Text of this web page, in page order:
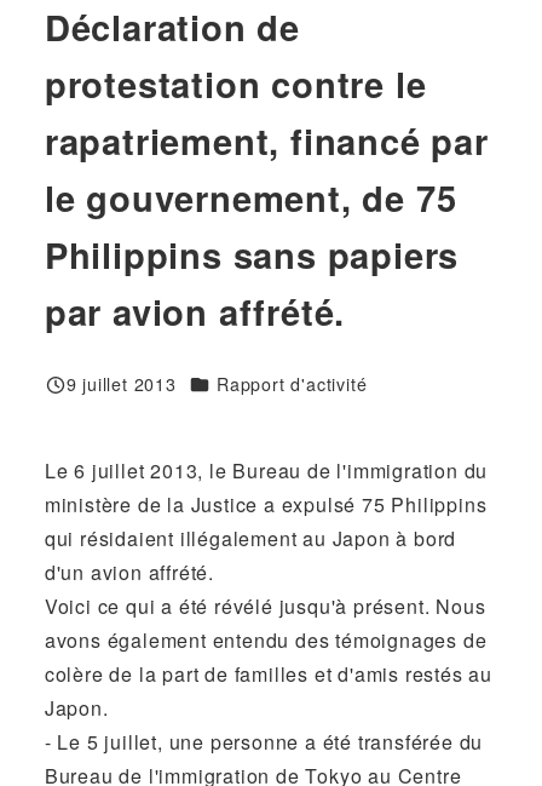
Déclaration de
protestation contre le
rapatriement, financé par
le gouvernement, de 75
Philippins sans papiers
par avion affrété.
Publié
9 juillet 2013 Catégories
Rapport d'activité
Le 6 juillet 2013, le Bureau de l'immigration du
ministère de la Justice a expulsé 75 Philippins
qui résidaient illégalement au Japon à bord
d'un avion affrété.
Voici ce qui a été révélé jusqu'à présent. Nous
avons également entendu des témoignages de
colère de la part de familles et d'amis restés au
Japon.
- Le 5 juillet, une personne a été transférée du
Bureau de l'immigration de Tokyo au Centre